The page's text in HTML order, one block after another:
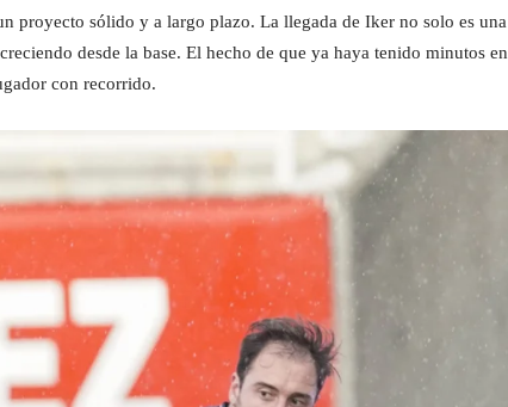
proyecto sólido y a largo plazo. La llegada de Iker no solo es una
desde la base. El hecho de que ya haya tenido minutos en
con recorrido.